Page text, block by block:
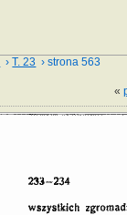
›T. 23 › strona 563
«